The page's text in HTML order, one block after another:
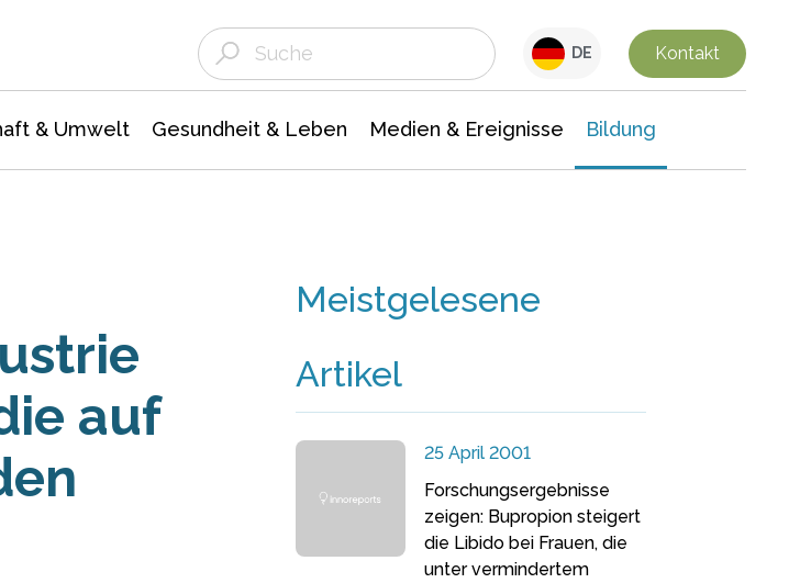
DE Kontakt
& Umwelt Gesundheit & Leben Medien & Ereignisse Bildung
auf
Meistgelesene
Artikel
25 April 2001
Forschungsergebnisse
zeigen: Bupropion steigert
die Libido bei Frauen, die
unter vermindertem